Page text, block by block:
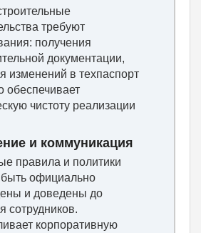
требуют
получения
документации,
изменений в техпаспорт
обеспечивает
чистоту реализации
и коммуникация
правила и политики
официально
и доведены до
сотрудников.
корпоративную